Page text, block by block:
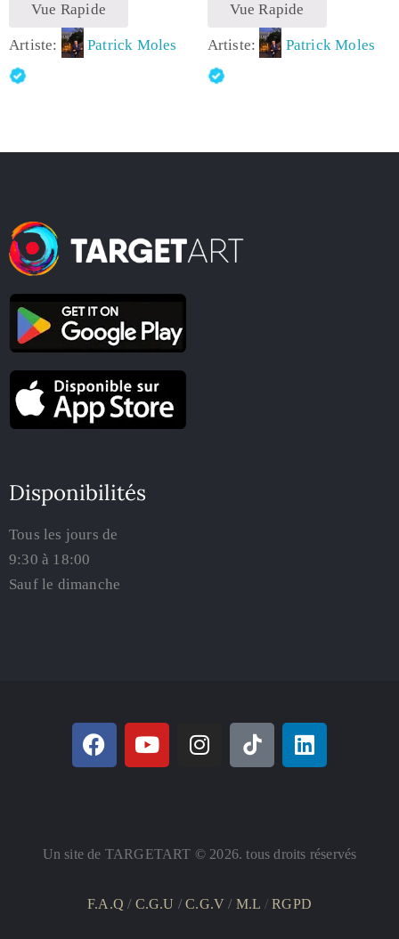
Vue Rapide
Artiste: Patrick Moles
Vue Rapide
Artiste: Patrick Moles
Disponibilités
Tous les jours de
9:30 à 18:00
Sauf le dimanche
Un site de TARGETART © 2026. tous droits réservés
F.A.Q / C.G.U /C.G.V/ M.L /RGPD